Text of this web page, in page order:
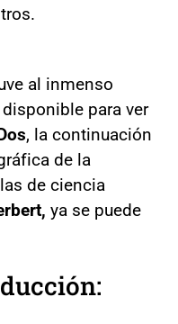
al inmenso
para ver
, la continuación
de la
de ciencia
ya se puede